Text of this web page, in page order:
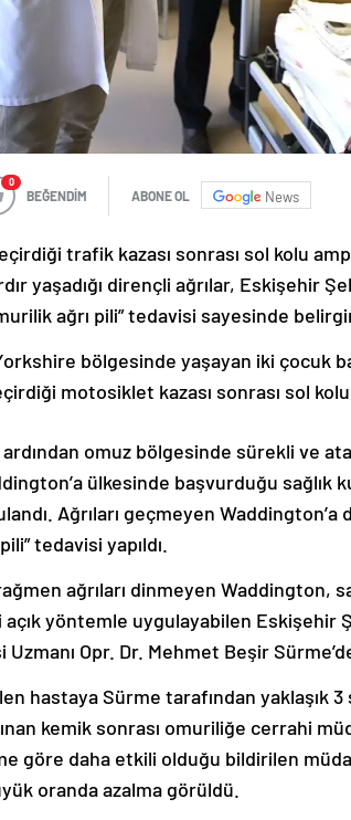
0
BEĞENDİM ABONE OL News
trafik kazası sonrası sol kolu
yaşadığı dirençli ağrılar, Eskişehir
ağrı pili” tedavisi sayesinde
bölgesinde yaşayan iki çocuk
motosiklet kazası sonrası sol
omuz bölgesinde sürekli ve
ülkesinde başvurduğu sağlık
Ağrıları geçmeyen
tedavisi yapıldı.
ağrıları dinmeyen Waddington,
açık yöntemle uygulayabilen Eskişehir
Opr. Dr. Mehmet Beşir
hastaya Sürme tarafından yaklaşık
kemik sonrası omuriliğe cerrahi
göre daha etkili olduğu bildirilen
oranda azalma görüldü.